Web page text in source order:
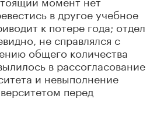
в другое учебное
к потере года; отдел
не справлялся с
общего количества
в рассогласование
и невыполнение
перед